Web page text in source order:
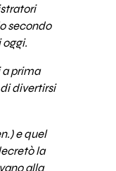
secondo
prima
divertirsi
e quel
la
alla